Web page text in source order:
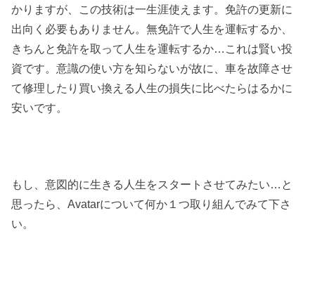
かりますが、この技術は一生涯使えます。免許の更新に
出向く必要もありません。無免許で人生を運転するか、
きちんと免許を取って人生を運転するか…これは賢い投
資です。意識の使い方を知らないが故に、車を故障させ
て修理したり買い換える人生の損失に比べたらはるかに
安いです。
もし、意図的に生きる人生をスタートさせてみたい…と
思ったら、Avatarについて何か１つ取り組んでみて下さ
い。